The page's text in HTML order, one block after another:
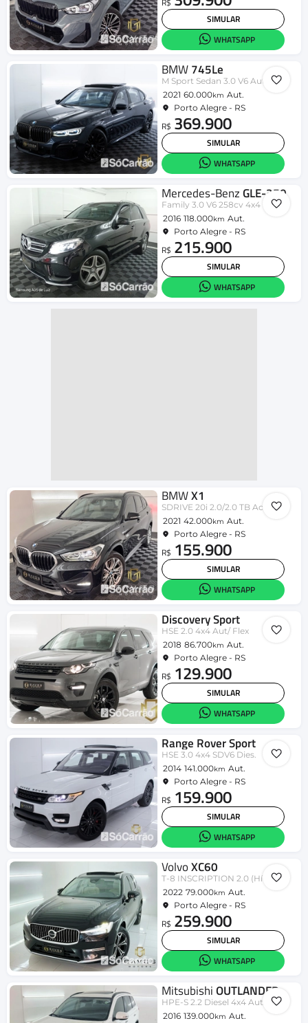
SIMULAR
WHATSAPP
BMW745Le
M Sport Sedan 3.0 V6 Aut. (Híb.)
2021 60.000km Aut.
Porto Alegre - RS
R$ 369.900
SIMULAR
WHATSAPP
Mercedes-BenzGLE-350
Family 3.0 V6 258cv 4x4 Diesel
2016 118.000km Aut.
Porto Alegre - RS
R$ 215.900
SIMULAR
WHATSAPP
BMWX1
SDRIVE 20i 2.0/2.0 TB Acti.Flex Aut.
2021 42.000km Aut.
Porto Alegre - RS
R$ 155.900
SIMULAR
WHATSAPP
Discovery Sport
HSE 2.0 4x4 Aut/ Flex
2018 86.700km Aut.
Porto Alegre - RS
R$ 129.900
SIMULAR
WHATSAPP
Range Rover Sport
HSE 3.0 4x4 SDV6 Dies.
2014 141.000km Aut.
Porto Alegre - RS
R$ 159.900
SIMULAR
WHATSAPP
VolvoXC60
T-8 INSCRIPTION 2.0 (Híbrido)
2022 79.000km Aut.
Porto Alegre - RS
R$ 259.900
SIMULAR
WHATSAPP
MitsubishiOUTLANDER
HPE-S 2.2 Diesel 4x4 Aut.
2016 139.000km Aut.